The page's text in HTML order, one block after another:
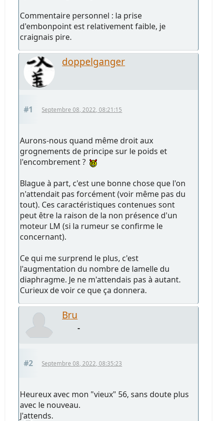
Commentaire personnel : la prise
d'embonpoint est relativement faible, je
craignais pire.
doppelganger
#1 Septembre 08, 2022, 08:21:15
Aurons-nous quand même droit aux
grognements de principe sur le poids et
l'encombrement ?
Blague à part, c'est une bonne chose que l'on
n'attendait pas forcément (voir même pas du
tout). Ces caractéristiques contenues sont
peut être la raison de la non présence d'un
moteur LM (si la rumeur se confirme le
concernant).
Ce qui me surprend le plus, c'est
l'augmentation du nombre de lamelle du
diaphragme. Je ne m'attendais pas à autant.
Curieux de voir ce que ça donnera.
Bru
-
#2 Septembre 08, 2022, 08:35:23
Heureux avec mon "vieux" 56, sans doute plus
avec le nouveau.
J'attends.